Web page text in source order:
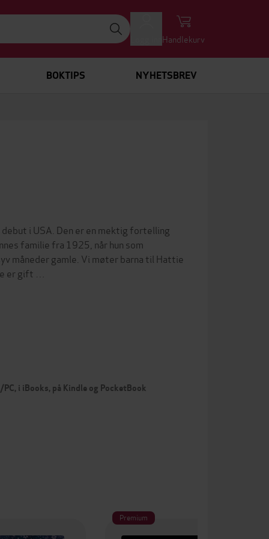
Handlekurv
BOKTIPS NYHETSBREV
i USA. Den er en mektig fortelling
familie fra 1925, når hun som
måneder gamle. Vi møter barna til Hattie
er gift …
i iBooks, på Kindle og PocketBook
Premium